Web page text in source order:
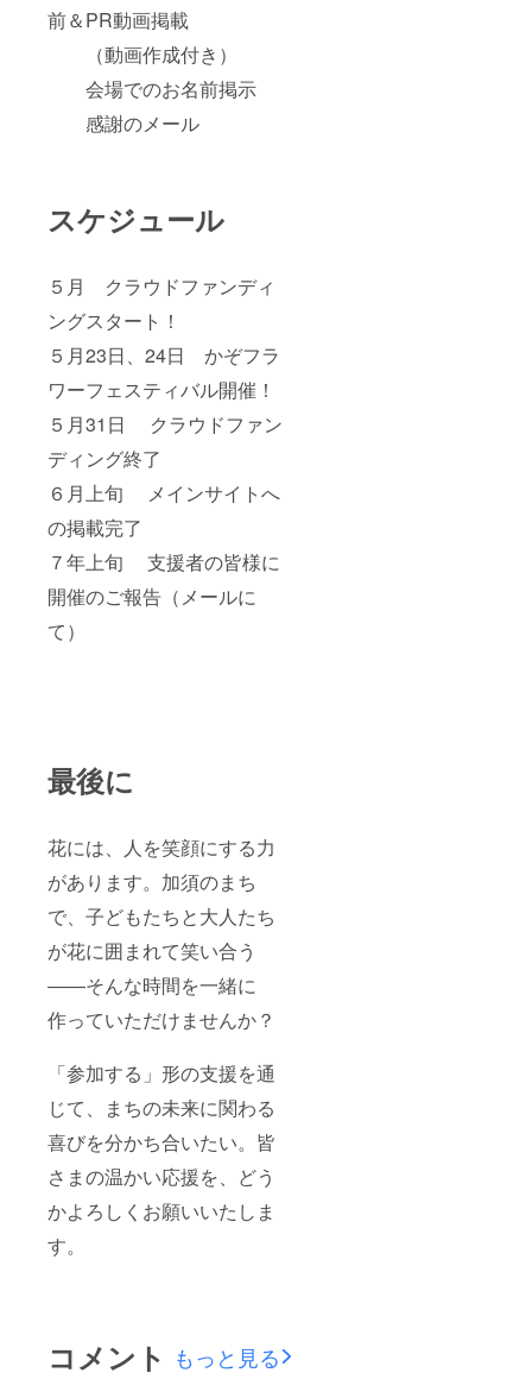
前＆PR動画掲載
（動画作成付き）
会場でのお名前掲示
感謝のメール
スケジュール
５月 クラウドファンディ
ングスタート！
５月23日、24日 かぞフラ
ワーフェスティバル開催！
５月31日 クラウドファン
ディング終了
６月上旬 メインサイトへ
の掲載完了
７年上旬 支援者の皆様に
開催のご報告（メールに
て）
最後に
花には、人を笑顔にする力
があります。加須のまち
で、子どもたちと大人たち
が花に囲まれて笑い合う
――そんな時間を一緒に
作っていただけませんか？
「参加する」形の支援を通
じて、まちの未来に関わる
喜びを分かち合いたい。皆
さまの温かい応援を、どう
かよろしくお願いいたしま
す。
コメント もっと見る